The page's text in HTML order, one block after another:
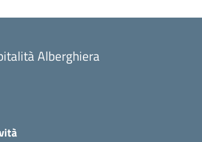
Alberghiera